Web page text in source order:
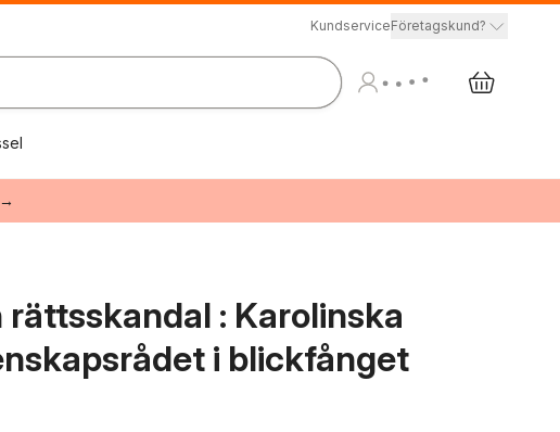
KundserviceFöretagskund?
: Karolinska
i blickfånget